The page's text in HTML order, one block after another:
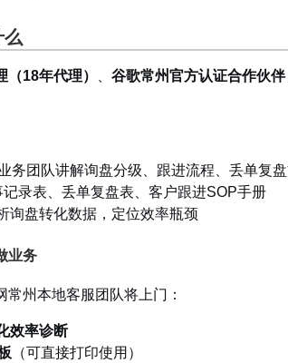
么
18年代理） 谷歌常州官方认证合作伙伴
务团队讲解询盘分级、跟进流程、丢单复
录表、丢单复盘表、客户跟进SOP手册
询盘转化数据，定位效率瓶颈
业务
常州本地客服团队将上门：
效率诊断
（可直接打印使用）